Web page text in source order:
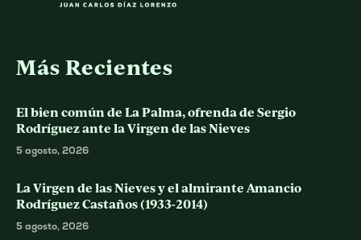
Más Recientes
El bien común de La Palma, ofrenda de Sergio
Rodríguez ante la Virgen de las Nieves
5 agosto, 2026
La Virgen de las Nieves y el almirante Amancio
Rodríguez Castaños (1933-2014)
5 agosto, 2026